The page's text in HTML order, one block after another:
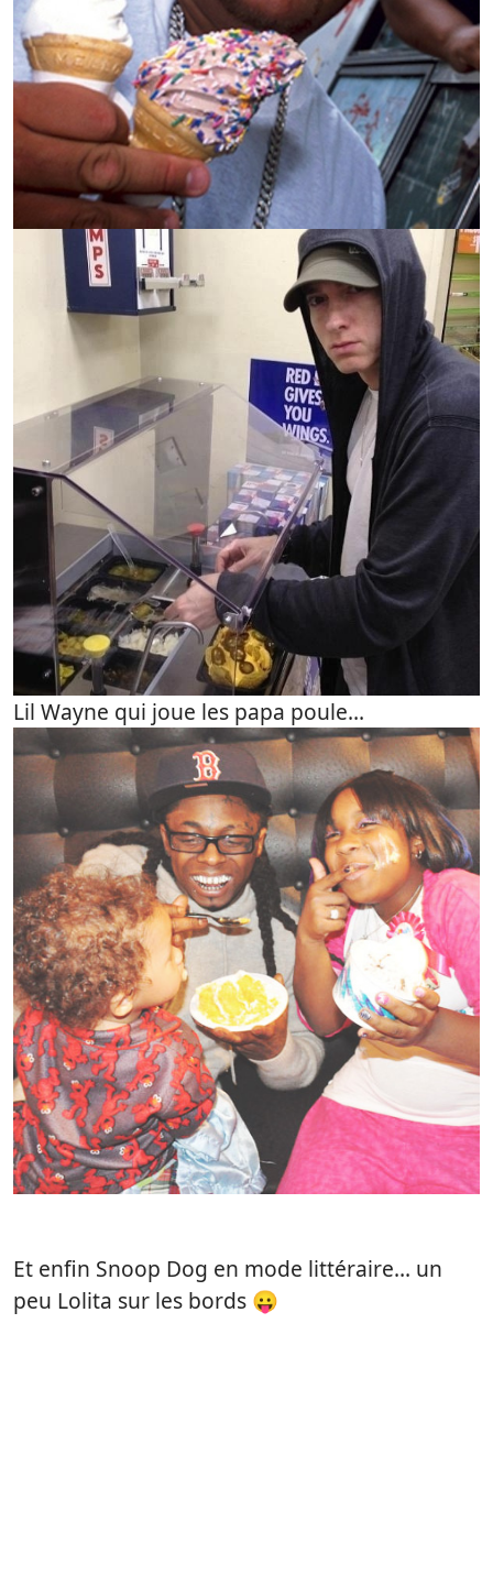
Lil Wayne qui joue les papa poule…
Et enfin Snoop Dog en mode littéraire… un
peu Lolita sur les bords 😛